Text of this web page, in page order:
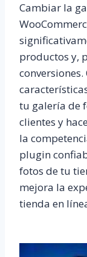
Cambiar la
productos y,
tu galería de
clientes y
la
plugin
fotos de tu
mejora la
tienda en